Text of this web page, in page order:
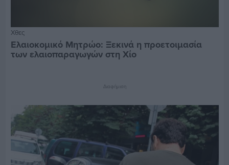
Χθες
Ελαιοκομικό Μητρώο: Ξεκινά η προετοιμασία
των ελαιοπαραγωγών στη Χίο
Διαφήμιση